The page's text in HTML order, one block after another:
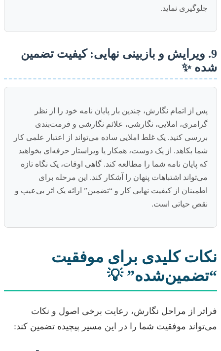
جلوگیری نماید.
9. ویرایش و بازبینی نهایی: کیفیت تضمین
شده ✨
پس از اتمام نگارش، چندین بار پایان نامه خود را از نظر
گرامری، املایی، نگارشی، علائم نگارشی و فرمت‌بندی
بررسی کنید. یک غلط املایی ساده می‌تواند از اعتبار علمی کار
شما بکاهد. از یک دوست، همکار یا ویراستار حرفه‌ای بخواهید
که پایان نامه شما را مطالعه کند. گاهی اوقات، یک نگاه تازه
می‌تواند اشتباهات پنهان را آشکار کند. این مرحله برای
اطمینان از کیفیت نهایی کار و “تضمین” ارائه یک اثر بی‌عیب و
نقص حیاتی است.
نکات کلیدی برای موفقیت
“تضمین‌شده” 💡
فراتر از مراحل نگارش، رعایت برخی اصول و نکات
می‌تواند موفقیت شما را در این مسیر پیچیده تضمین کند: